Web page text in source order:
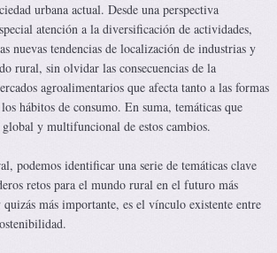
urbana actual. Desde una perspectiva
atención a la diversificación de actividades,
nuevas tendencias de localización de industrias y
rural, sin olvidar las consecuencias de la
agroalimentarios que afecta tanto a las formas
hábitos de consumo. En suma, temáticas que
global y multifuncional de estos cambios.
podemos identificar una serie de temáticas clave
retos para el mundo rural en el futuro más
más importante, es el vínculo existente entre